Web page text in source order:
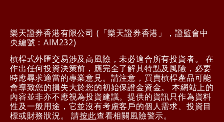
樂天證券香港有限公司 (「樂天證券香港」，證監會中
央編號：AIM232)
槓桿式外匯交易涉及高風險，未必適合所有投資者。 在
作出任何投資決策前，應完全了解其特點及風險，必要
時應尋求適當的專業意見。請注意，買賣槓桿產品可能
會導致您的損失大於您的初始保證金資金。 本網站上的
內容並非亦不應視為投資建議。提供的資訊只作為資料
性及一般用途，它並沒有考慮客戶的個人需求、投資目
標或財務狀況。 請按此查看相關風險警示。